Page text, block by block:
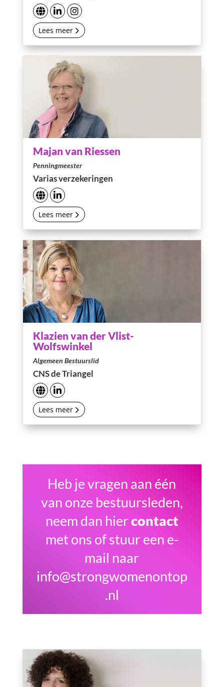
Lees meer
Majan van Riessen
Penningmeester
Varias verzekeringen
Lees meer
Klazien van der Vlist-
Wolfswinkel
Algemeen Bestuurslid
CNS de Triangel
Lees meer
Heb je vragen aan één
van onze bestuursleden,
neem dan hiercontact
met ons of stuur een e-
mail naar
info@strongwomenontop
.nl